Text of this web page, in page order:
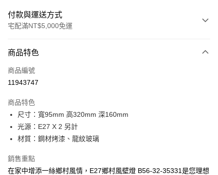
付款與運送方式
宅配滿NT$5,000免運
信用卡一次付款
LINE Pay
街口支付
悠遊付
全盈+PAY
商品特色
商品編號
11943747
商品特色
尺寸：寬95mm 高320mm 深160mm
光源：E27 X 2 另計
材質：鋼材烤漆、龍紋玻璃
銷售重點
在家中增添一絲鄉村風情，E27鄉村風壁燈 B56-32-35331是您理想